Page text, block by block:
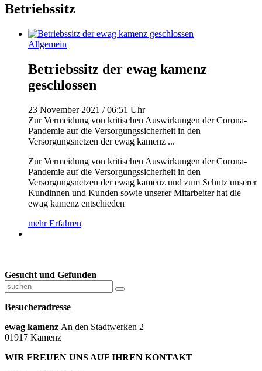
Betriebssitz
Allgemein
Betriebssitz der ewag kamenz
geschlossen
23 November 2021 / 06:51 Uhr
Zur Vermeidung von kritischen Auswirkungen der Corona-
Pandemie auf die Versorgungssicherheit in den
Versorgungsnetzen der ewag kamenz ...
Zur Vermeidung von kritischen Auswirkungen der Corona-
Pandemie auf die Versorgungssicherheit in den
Versorgungsnetzen der ewag kamenz und zum Schutz unserer
Kundinnen und Kunden sowie unserer Mitarbeiter hat die
ewag kamenz entschieden
mehr Erfahren
Gesucht und Gefunden
Besucheradresse
ewag kamenz An den Stadtwerken 2
01917 Kamenz
WIR FREUEN UNS AUF IHREN KONTAKT